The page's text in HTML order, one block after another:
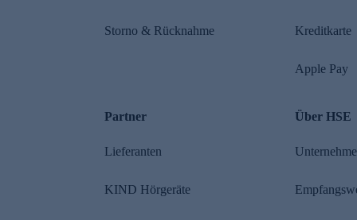
Storno & Rücknahme Kreditkarte
Apple Pay
Partner
Lieferanten
KIND Hörgeräte
Über HSE